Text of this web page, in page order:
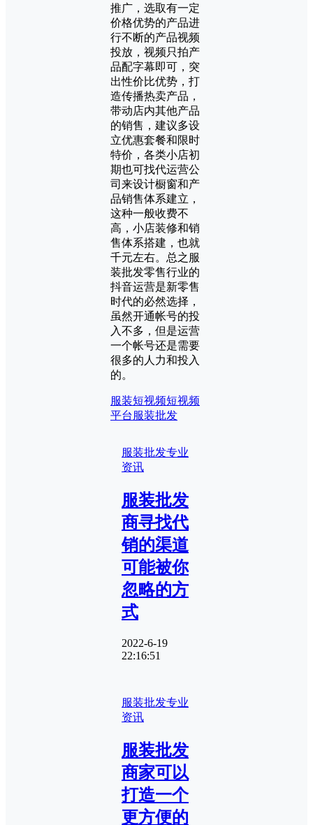
推广，选取有一定
价格优势的产品进
行不断的产品视频
投放，视频只拍产
品配字幕即可，突
出性价比优势，打
造传播热卖产品，
带动店内其他产品
的销售，建议多设
立优惠套餐和限时
特价，各类小店初
期也可找代运营公
司来设计橱窗和产
品销售体系建立，
这种一般收费不
高，小店装修和销
售体系搭建，也就
千元左右。总之服
装批发零售行业的
抖音运营是新零售
时代的必然选择，
虽然开通帐号的投
入不多，但是运营
一个帐号还是需要
很多的人力和投入
的。
服装短视频短视频
平台服装批发
服装批发专业
资讯
服装批发
商寻找代
销的渠道
可能被你
忽略的方
式
2022-6-19
22:16:51
服装批发专业
资讯
服装批发
商家可以
打造一个
更方便的